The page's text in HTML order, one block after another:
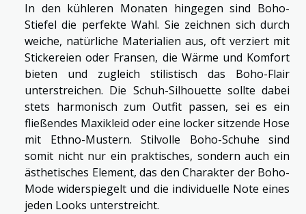
In den kühleren Monaten hingegen sind Boho-
Stiefel die perfekte Wahl. Sie zeichnen sich durch
weiche, natürliche Materialien aus, oft verziert mit
Stickereien oder Fransen, die Wärme und Komfort
bieten und zugleich stilistisch das Boho-Flair
unterstreichen. Die Schuh-Silhouette sollte dabei
stets harmonisch zum Outfit passen, sei es ein
fließendes Maxikleid oder eine locker sitzende Hose
mit Ethno-Mustern. Stilvolle Boho-Schuhe sind
somit nicht nur ein praktisches, sondern auch ein
ästhetisches Element, das den Charakter der Boho-
Mode widerspiegelt und die individuelle Note eines
jeden Looks unterstreicht.